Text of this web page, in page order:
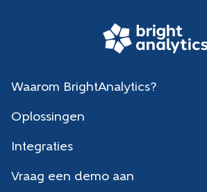
Waarom BrightAnalytics?
Oplossingen
Integraties
Vraag een demo aan